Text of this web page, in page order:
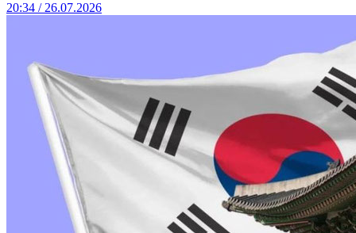
20:34 / 26.07.2026